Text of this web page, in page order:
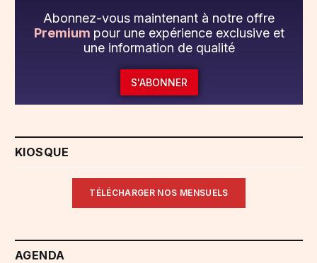
Abonnez-vous maintenant à notre offre
Premium pour une expérience exclusive et
une information de qualité
S'ABONNER
KIOSQUE
TÉLÉCHARGER NOS MENSUELS
AGENDA